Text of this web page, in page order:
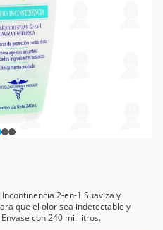
2-en-1 Suaviza y
que el olor sea indetectable y
con 240 mililitros.